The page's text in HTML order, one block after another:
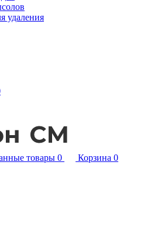
удаления
товары 0 Корзина 0